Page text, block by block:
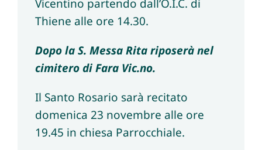
Vicentino partendo dall’O.I.C. di
Thiene alle ore 14.30.
Dopo la S. Messa Rita riposerà nel
cimitero di Fara Vic.no.
Il Santo Rosario sarà recitato
domenica 23 novembre alle ore
19.45 in chiesa Parrocchiale.